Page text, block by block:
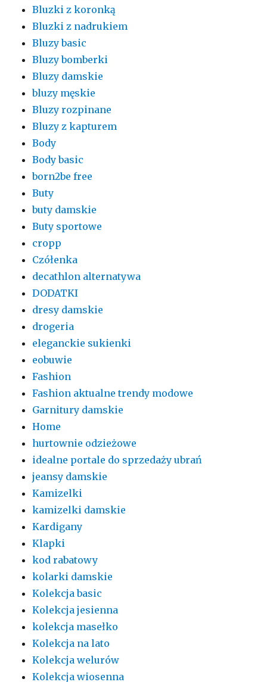
Bluzki z koronką
Bluzki z nadrukiem
Bluzy basic
Bluzy bomberki
Bluzy damskie
bluzy męskie
Bluzy rozpinane
Bluzy z kapturem
Body
Body basic
born2be free
Buty
buty damskie
Buty sportowe
cropp
Czółenka
decathlon alternatywa
DODATKI
dresy damskie
drogeria
eleganckie sukienki
eobuwie
Fashion
Fashion aktualne trendy modowe
Garnitury damskie
Home
hurtownie odzieżowe
idealne portale do sprzedaży ubrań
jeansy damskie
Kamizelki
kamizelki damskie
Kardigany
Klapki
kod rabatowy
kolarki damskie
Kolekcja basic
Kolekcja jesienna
kolekcja masełko
Kolekcja na lato
Kolekcja welurów
Kolekcja wiosenna